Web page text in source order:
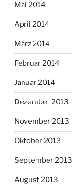
Mai 2014
April 2014
März 2014
Februar 2014
Januar 2014
Dezember 2013
November 2013
Oktober 2013
September 2013
August 2013